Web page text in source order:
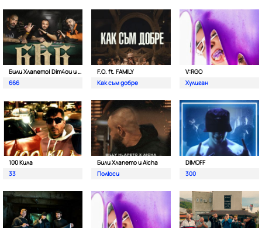
Били Хлапето| Dim4ou и Garjoka
666
F.O. ft. FAMILY
Как съм добре
V:RGO
Хулиган
100 Кила
33
Били Хлапето и Aicha
Полюси
DIMOFF
300